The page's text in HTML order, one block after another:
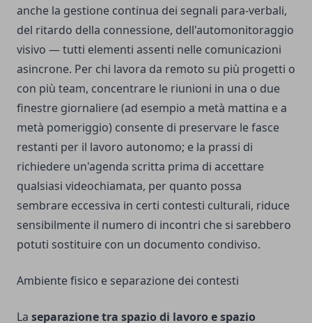
anche la gestione continua dei segnali para-verbali,
del ritardo della connessione, dell'automonitoraggio
visivo — tutti elementi assenti nelle comunicazioni
asincrone. Per chi lavora da remoto su più progetti o
con più team, concentrare le riunioni in una o due
finestre giornaliere (ad esempio a metà mattina e a
metà pomeriggio) consente di preservare le fasce
restanti per il lavoro autonomo; e la prassi di
richiedere un'agenda scritta prima di accettare
qualsiasi videochiamata, per quanto possa
sembrare eccessiva in certi contesti culturali, riduce
sensibilmente il numero di incontri che si sarebbero
potuti sostituire con un documento condiviso.
Ambiente fisico e separazione dei contesti
La separazione tra spazio di lavoro e spazio